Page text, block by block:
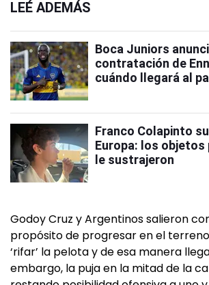
LEÉ ADEMÁS
Boca Juniors
contratación de
cuándo llegará al
Franco Colapinto
Europa: los objetos
le sustrajeron
Godoy Cruz y Argentinos salieron
propósito de progresar en el
‘rifar’ la pelota y de esa manera
embargo, la puja en la mitad de la